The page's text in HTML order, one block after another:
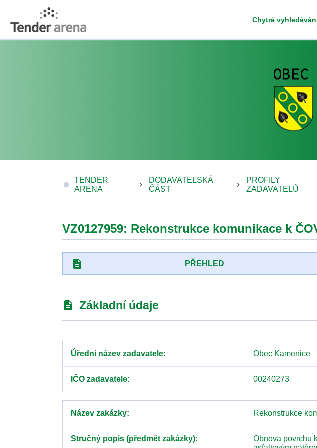
Chytré
fiber_manual_record
TENDER
ARENA
keyboard_arrow_right
DODAVATELSKÁ
ČÁST
keyboard_arrow_right
PROFILY
ZADAVATELŮ
VZ0127959: Rekonstrukce komunikace k
description PŘEHLED
description Základní údaje
Úřední název zadavatele Obec Kamenice
IČO zadavatele 00240273
Název zakázky Rekonstrukce
Stručný popis (předmět zakázky)
Obnova povrchu